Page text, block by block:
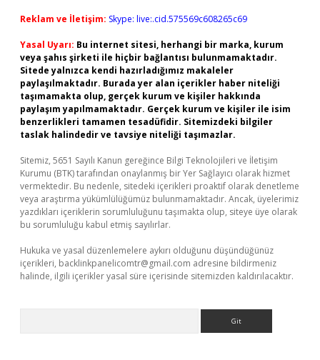
Reklam ve İletişim: Skype: live:.cid.575569c608265c69
Yasal Uyarı: Bu internet sitesi, herhangi bir marka, kurum
veya şahıs şirketi ile hiçbir bağlantısı bulunmamaktadır.
Sitede yalnızca kendi hazırladığımız makaleler
paylaşılmaktadır. Burada yer alan içerikler haber niteliği
taşımamakta olup, gerçek kurum ve kişiler hakkında
paylaşım yapılmamaktadır. Gerçek kurum ve kişiler ile isim
benzerlikleri tamamen tesadüfidir. Sitemizdeki bilgiler
taslak halindedir ve tavsiye niteliği taşımazlar.
Sitemiz, 5651 Sayılı Kanun gereğince Bilgi Teknolojileri ve İletişim
Kurumu (BTK) tarafından onaylanmış bir Yer Sağlayıcı olarak hizmet
vermektedir. Bu nedenle, sitedeki içerikleri proaktif olarak denetleme
veya araştırma yükümlülüğümüz bulunmamaktadır. Ancak, üyelerimiz
yazdıkları içeriklerin sorumluluğunu taşımakta olup, siteye üye olarak
bu sorumluluğu kabul etmiş sayılırlar.
Hukuka ve yasal düzenlemelere aykırı olduğunu düşündüğünüz
içerikleri, backlinkpanelicomtr@gmail.com adresine bildirmeniz
halinde, ilgili içerikler yasal süre içerisinde sitemizden kaldırılacaktır.